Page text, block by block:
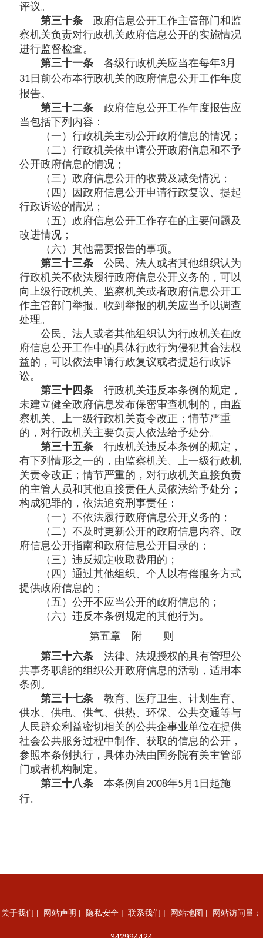
评议。
第三十条政府信息公开工作主管部门和监
察机关负责对行政机关政府信息公开的实施情况
进行监督检查。
第三十一条各级行政机关应当在每年3月
31日前公布本行政机关的政府信息公开工作年度
报告。
第三十二条政府信息公开工作年度报告应
当包括下列内容：
（一）行政机关主动公开政府信息的情况；
（二）行政机关依申请公开政府信息和不予
公开政府信息的情况；
（三）政府信息公开的收费及减免情况；
（四）因政府信息公开申请行政复议、提起
行政诉讼的情况；
（五）政府信息公开工作存在的主要问题及
改进情况；
（六）其他需要报告的事项。
第三十三条公民、法人或者其他组织认为
行政机关不依法履行政府信息公开义务的，可以
向上级行政机关、监察机关或者政府信息公开工
作主管部门举报。收到举报的机关应当予以调查
处理。
公民、法人或者其他组织认为行政机关在政
府信息公开工作中的具体行政行为侵犯其合法权
益的，可以依法申请行政复议或者提起行政诉
讼。
第三十四条行政机关违反本条例的规定，
未建立健全政府信息发布保密审查机制的，由监
察机关、上一级行政机关责令改正；情节严重
的，对行政机关主要负责人依法给予处分。
第三十五条行政机关违反本条例的规定，
有下列情形之一的，由监察机关、上一级行政机
关责令改正；情节严重的，对行政机关直接负责
的主管人员和其他直接责任人员依法给予处分；
构成犯罪的，依法追究刑事责任：
（一）不依法履行政府信息公开义务的；
（二）不及时更新公开的政府信息内容、政
府信息公开指南和政府信息公开目录的；
（三）违反规定收取费用的；
（四）通过其他组织、个人以有偿服务方式
提供政府信息的；
（五）公开不应当公开的政府信息的；
（六）违反本条例规定的其他行为。
第五章 附 则
第三十六条法律、法规授权的具有管理公
共事务职能的组织公开政府信息的活动，适用本
条例。
第三十七条教育、医疗卫生、计划生育、
供水、供电、供气、供热、环保、公共交通等与
人民群众利益密切相关的公共企事业单位在提供
社会公共服务过程中制作、获取的信息的公开，
参照本条例执行，具体办法由国务院有关主管部
门或者机构制定。
第三十八条本条例自2008年5 月 1日起施
行。
关于我们 网站声明 隐私安全 联系我们 网站地图 | 网站访问量：